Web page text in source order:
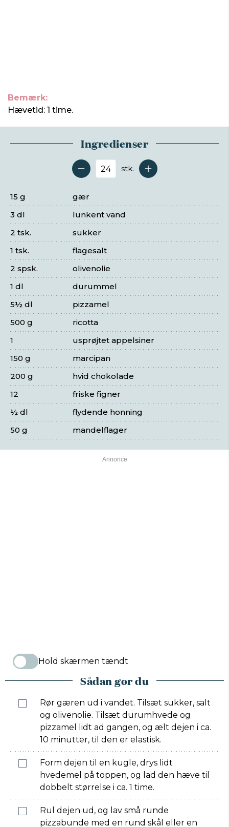
Bemærk:
Hævetid: 1 time.
Ingredienser
Antal serveringer
stk.
gær
15 g
lunkent vand
3 dl
sukker
2 tsk.
flagesalt
1 tsk.
olivenolie
2 spsk.
durummel
1 dl
pizzamel
5½ dl
ricotta
500 g
usprøjtet appelsiner
1
marcipan
150 g
hvid chokolade
200 g
friske figner
12
flydende honning
½ dl
mandelflager
50 g
Hold skærmen tændt
Sådan gør du
Rør gæren ud i vandet. Tilsæt sukker, salt
og olivenolie. Tilsæt durumhvede og
pizzamel lidt ad gangen, og ælt dejen i ca.
10 minutter, til den er elastisk.
Form dejen til en kugle, drys lidt
hvedemel på toppen, og lad den hæve til
dobbelt størrelse i ca. 1 time.
Rul dejen ud, og lav små runde
pizzabunde med en rund skål eller en